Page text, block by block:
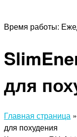
Время работы:
для
Главная страница »
для похудения